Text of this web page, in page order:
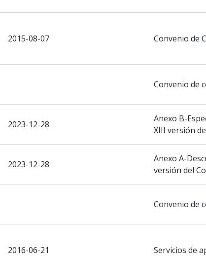
2015-08-07 Convenio de
Convenio de
2023-12-28
Anexo B-
XIII versión
2023-12-28
Anexo A-
versión del
Convenio de
2016-06-21 Servicios de